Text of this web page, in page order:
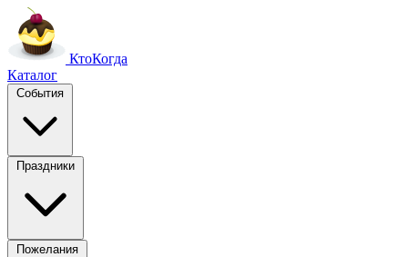
КтоКогда
Каталог
События
Праздники
Пожелания